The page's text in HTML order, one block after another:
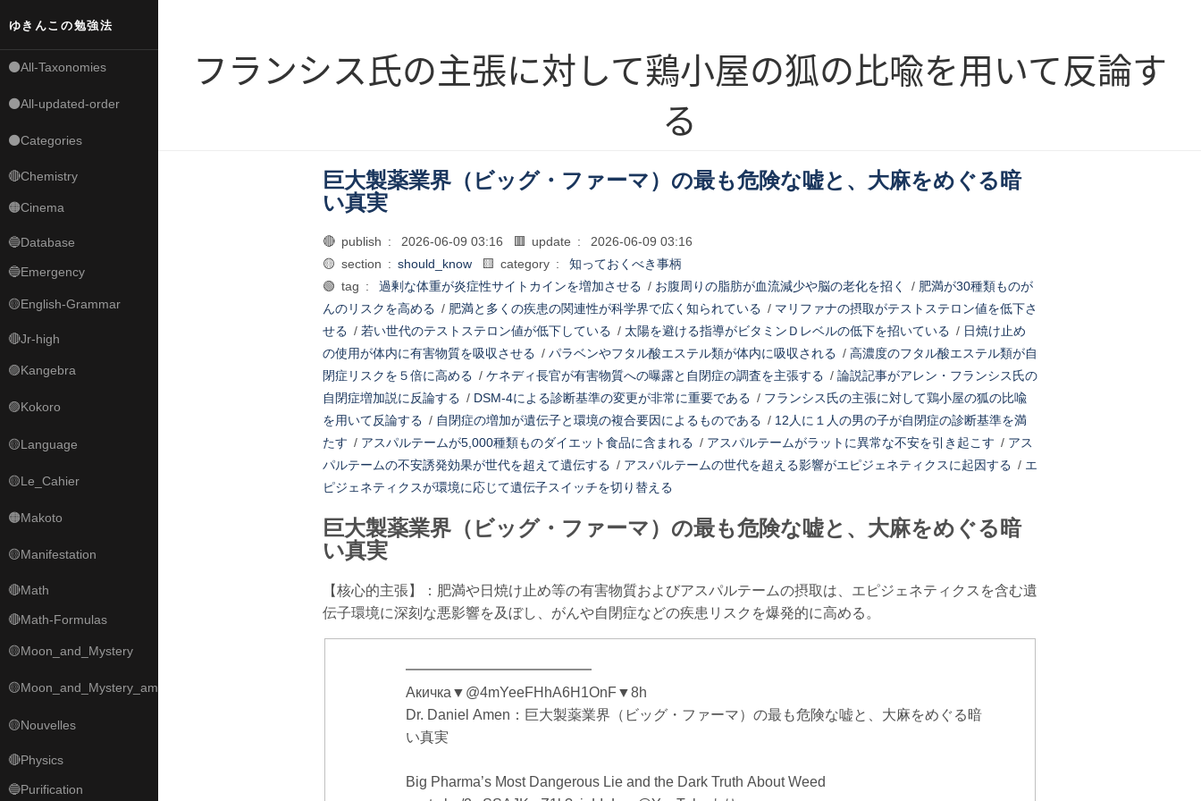
ゆきんこの勉強法
⚫All-Taxonomies
⚫All-updated-order
⚫Categories
🔴Chemistry
🟠Cinema
🔵Database
🔵Emergency
🟡English-Grammar
🔴Jr-high
🟣Kangebra
🟣Kokoro
🟡Language
🟡Le_Cahier
🟠Makoto
🟡Manifestation
🔴Math
🔴Math-Formulas
🟡Moon_and_Mystery
🟡Moon_and_Mystery_am
🟡Nouvelles
🔴Physics
🔵Purification
フランシス氏の主張に対して鶏小屋の狐の比喩を用いて反論す
る
巨大製薬業界（ビッグ・ファーマ）の最も危険な嘘と、大麻をめぐる暗
い真実
🔴 publish : 2026-06-09 03:16 🟥 update :
2026-06-09 03:16
🟡 section : should_know 🟨 category :
知っておくべき事柄
🟢 tag :
過剰な体重が炎症性サイトカインを増加させる / お腹周りの脂肪が血流減少や脳の老化を招く / 肥満が30種類ものが
んのリスクを高める / 肥満と多くの疾患の関連性が科学界で広く知られている / マリファナの摂取がテストステロン値を低下さ
せる / 若い世代のテストステロン値が低下している / 太陽を避ける指導がビタミンＤレベルの低下を招いている / 日焼け止め
の使用が体内に有害物質を吸収させる / パラベンやフタル酸エステル類が体内に吸収される / 高濃度のフタル酸エステル類が自
閉症リスクを５倍に高める / ケネディ長官が有害物質への曝露と自閉症の調査を主張する / 論説記事がアレン・フランシス氏の
自閉症増加説に反論する / DSM-4による診断基準の変更が非常に重要である / フランシス氏の主張に対して鶏小屋の狐の比喩
を用いて反論する / 自閉症の増加が遺伝子と環境の複合要因によるものである / 12人に１人の男の子が自閉症の診断基準を満
たす / アスパルテームが5,000種類ものダイエット食品に含まれる / アスパルテームがラットに異常な不安を引き起こす / アス
パルテームの不安誘発効果が世代を超えて遺伝する / アスパルテームの世代を超える影響がエピジェネティクスに起因する / エ
ピジェネティクスが環境に応じて遺伝子スイッチを切り替える
巨大製薬業界（ビッグ・ファーマ）の最も危険な嘘と、大麻をめぐる暗
い真実
【核心的主張】：肥満や日焼け止め等の有害物質およびアスパルテームの摂取は、エピジェネティクスを含む遺
伝子環境に深刻な悪影響を及ぼし、がんや自閉症などの疾患リスクを爆発的に高める。
━━━━━━━━━━━━━
Акичка▼@4mYeeFHhA6H1OnF▼8h
Dr. Daniel Amen：巨大製薬業界（ビッグ・ファーマ）の最も危険な嘘と、大麻をめぐる暗
い真実
Big Pharma’s Most Dangerous Lie and the Dark Truth About Weed